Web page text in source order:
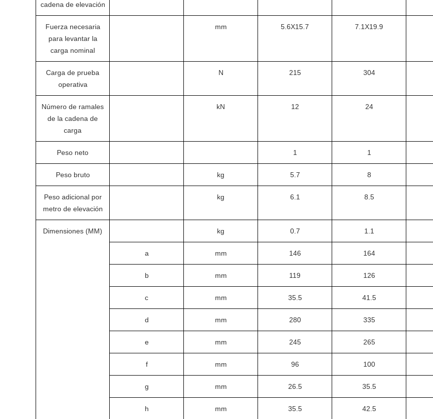
cadena de elevación
Fuerza necesaria
para levantar la
carga nominal
mm 5.6X15.7 7.1X19.9
Carga de prueba
operativa
N 215 304
Número de ramales
de la cadena de
carga
kN 12 24
Peso neto 1 1
Peso bruto kg 5.7 8
Peso adicional por
metro de elevación
kg 6.1 8.5
Dimensiones (MM) kg 0.7 1.1
a mm 146 164
b mm 119 126
c mm 35.5 41.5
d mm 280 335
e mm 245 265
f mm 96 100
g mm 26.5 35.5
h mm 35.5 42.5